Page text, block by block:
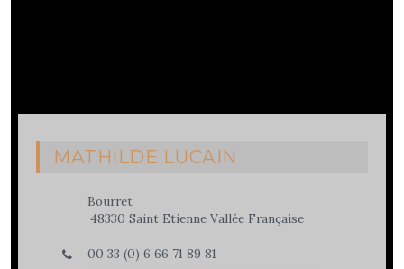
MATHILDE LUCAIN
Bourret
48330 Saint Etienne Vallée Française
00 33 (0) 6 66 71 89 81